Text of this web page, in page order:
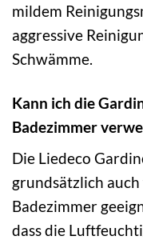
mildem
aggressive
Schwämme.
Kann ich die
Badezimmer
Die Liedeco
grundsätzlich
Badezimmer
dass die